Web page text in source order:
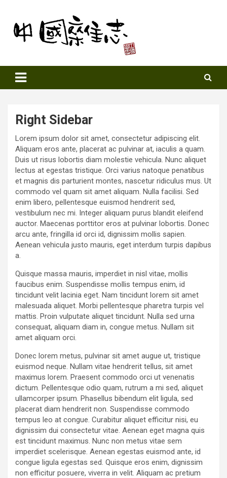
content
Sinozine
Right Sidebar
Lorem ipsum dolor sit amet, consectetur adipiscing elit.
Aliquam eros ante, placerat ac pulvinar at, iaculis a quam.
Duis ut risus lobortis diam molestie vehicula. Nunc aliquet
lectus at egestas tristique. Orci varius natoque penatibus
et magnis dis parturient montes, nascetur ridiculus mus. Ut
commodo vel quam sit amet aliquam. Nulla facilisi. Sed
enim libero, pellentesque euismod hendrerit sed,
vestibulum nec mi. Integer aliquam purus blandit eleifend
auctor. Maecenas porttitor eros at pulvinar lobortis. Donec
arcu ante, fringilla id orci id, dignissim mollis sapien.
Aenean vehicula justo mauris, eget interdum turpis dapibus
a.
Quisque massa mauris, imperdiet in nisl vitae, mollis
faucibus enim. Suspendisse mollis tempus enim, id
tincidunt velit lacinia eget. Nam tincidunt lorem sit amet
malesuada aliquet. Morbi pellentesque pharetra turpis vel
mattis. Proin vulputate aliquet tincidunt. Nulla sed urna
consequat, aliquam diam in, congue metus. Nullam sit
amet aliquam orci.
Donec lorem metus, pulvinar sit amet augue ut, tristique
euismod neque. Nullam vitae hendrerit tellus, sit amet
maximus lorem. Praesent commodo orci ut venenatis
dictum. Pellentesque odio quam, rutrum a mi sed, aliquet
ullamcorper ipsum. Phasellus bibendum elit ligula, sed
placerat diam hendrerit non. Suspendisse commodo
tempus leo at congue. Curabitur aliquet efficitur nisi, eu
dignissim dui consectetur vitae. Aenean eget magna quis
est tincidunt maximus. Nunc non metus vitae sem
imperdiet scelerisque. Aenean egestas euismod ante, id
congue ligula egestas sed. Quisque eros enim, dignissim
non efficitur posuere, viverra in velit. Aliquam ac pretium